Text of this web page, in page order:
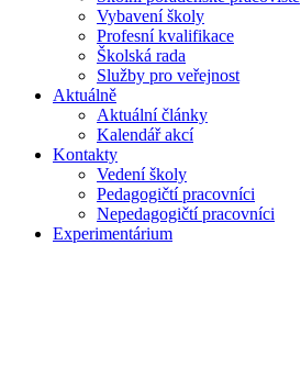
Vybavení školy
Profesní kvalifikace
Školská rada
Služby pro veřejnost
Aktuálně
Aktuální články
Kalendář akcí
Kontakty
Vedení školy
Pedagogičtí pracovníci
Nepedagogičtí pracovníci
Experimentárium